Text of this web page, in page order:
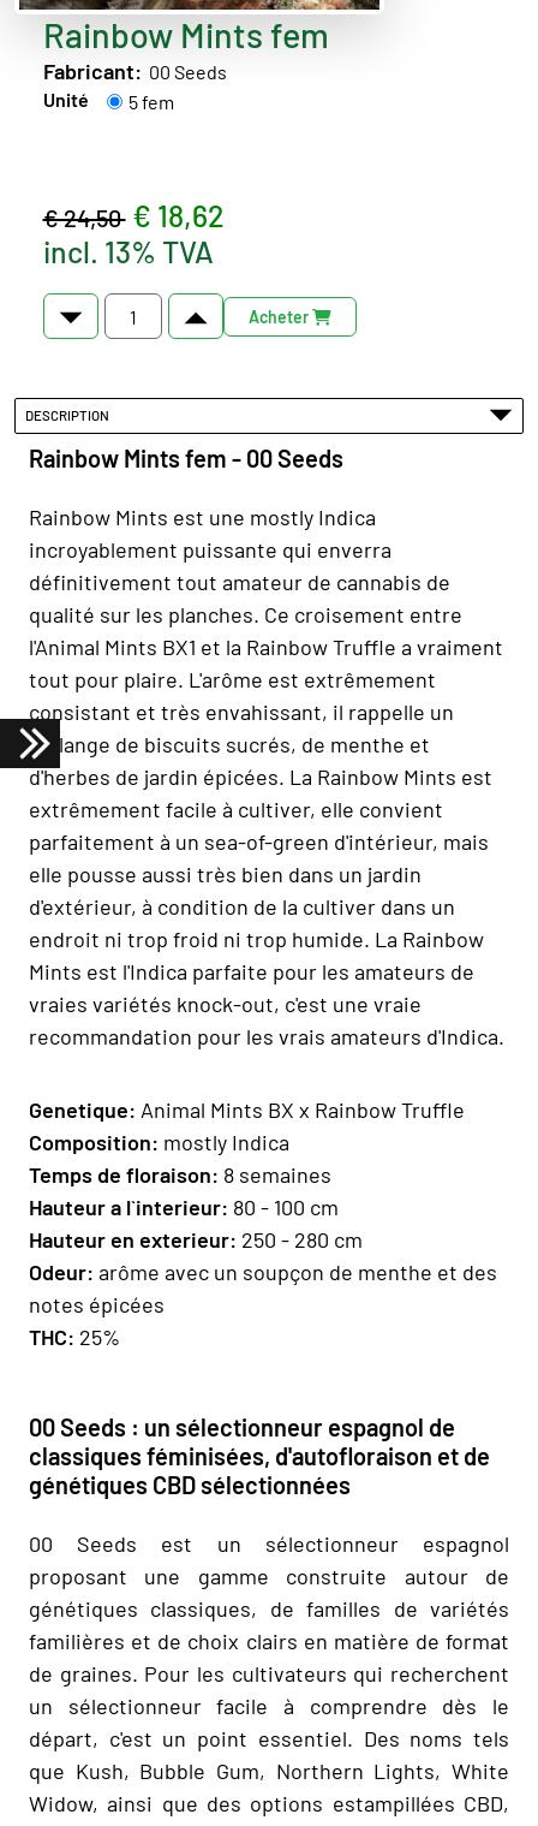
Rainbow Mints fem
Fabricant: 00 Seeds
Unité
5 fem
€ 24,50 € 18,62
incl. 13% TVA
Acheter
DESCRIPTION
Rainbow Mints fem - 00 Seeds
Rainbow Mints est une mostly Indica
incroyablement puissante qui enverra
définitivement tout amateur de cannabis de
qualité sur les planches. Ce croisement entre
l'Animal Mints BX1 et la Rainbow Truffle a vraiment
tout pour plaire. L'arôme est extrêmement
consistant et très envahissant, il rappelle un
mélange de biscuits sucrés, de menthe et
d'herbes de jardin épicées. La Rainbow Mints est
extrêmement facile à cultiver, elle convient
parfaitement à un sea-of-green d'intérieur, mais
elle pousse aussi très bien dans un jardin
d'extérieur, à condition de la cultiver dans un
endroit ni trop froid ni trop humide. La Rainbow
Mints est l'Indica parfaite pour les amateurs de
vraies variétés knock-out, c'est une vraie
recommandation pour les vrais amateurs d'Indica.
Genetique: Animal Mints BX x Rainbow Truffle
Composition: mostly Indica
Temps de floraison: 8 semaines
Hauteur a l`interieur: 80 - 100 cm
Hauteur en exterieur: 250 - 280 cm
Odeur: arôme avec un soupçon de menthe et des
notes épicées
THC: 25%
00 Seeds : un sélectionneur espagnol de
classiques féminisées, d'autofloraison et de
génétiques CBD sélectionnées
00 Seeds est un sélectionneur espagnol
proposant une gamme construite autour de
génétiques classiques, de familles de variétés
familières et de choix clairs en matière de format
de graines. Pour les cultivateurs qui recherchent
un sélectionneur facile à comprendre dès le
départ, c'est un point essentiel. Des noms tels
que Kush, Bubble Gum, Northern Lights, White
Widow, ainsi que des options estampillées CBD,